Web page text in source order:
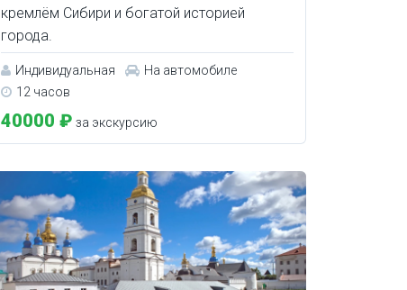
кремлём Сибири и богатой историей
города.
Индивидуальная
На автомобиле
12 часов
40000 ₽ за экскурсию